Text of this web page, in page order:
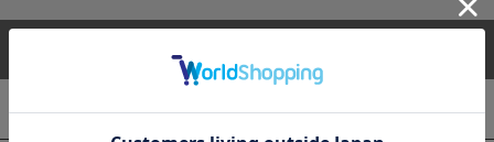
初めての方へ お買い物ガイド